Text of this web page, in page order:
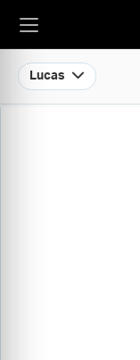
Lucas